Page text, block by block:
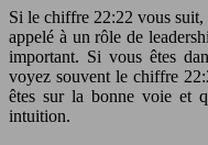
Si le chiffre 22:22 vous suit,
appelé à un rôle de
important. Si vous êtes
voyez souvent le chiffre
êtes sur la bonne voie et
intuition.